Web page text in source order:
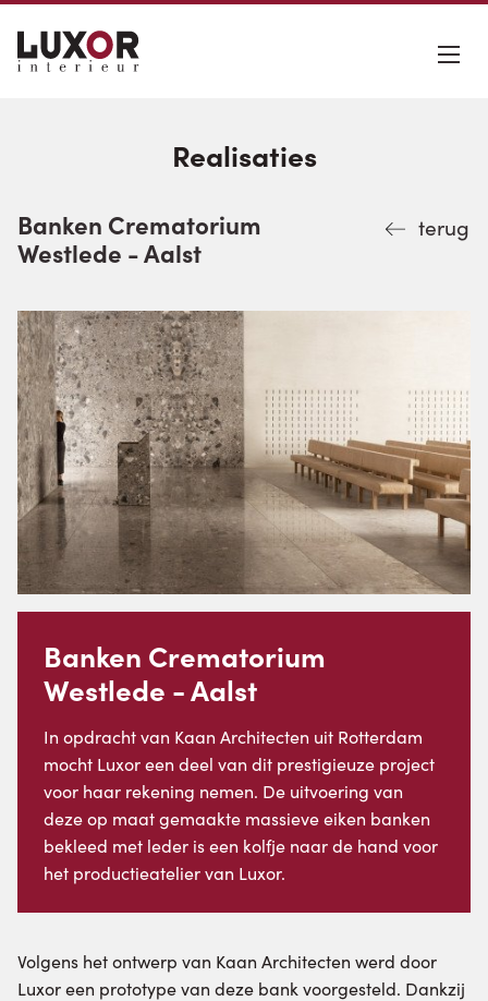
Realisaties
Banken Crematorium
Westlede - Aalst
terug
Banken Crematorium
Westlede - Aalst
In opdracht van Kaan Architecten uit Rotterdam
mocht Luxor een deel van dit prestigieuze project
voor haar rekening nemen. De uitvoering van
deze op maat gemaakte massieve eiken banken
bekleed met leder is een kolfje naar de hand voor
het productieatelier van Luxor.
Volgens het ontwerp van Kaan Architecten werd door
Luxor een prototype van deze bank voorgesteld. Dankzij